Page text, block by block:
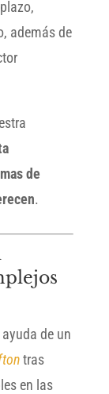
además de
de
.
de un
tras
en las